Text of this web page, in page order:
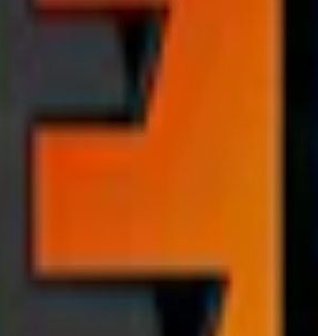
Den fruktiga tonen ger en lätt sötma som
vilket ger en diskret passform med
av varumärkets utbud av tobaksfritt